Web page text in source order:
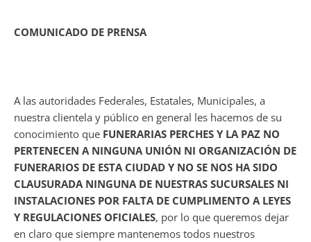
COMUNICADO DE PRENSA
A las autoridades Federales, Estatales, Municipales, a
nuestra clientela y público en general les hacemos de su
conocimiento que FUNERARIAS PERCHES Y LA PAZ NO
PERTENECEN A NINGUNA UNIÓN NI ORGANIZACIÓN DE
FUNERARIOS DE ESTA CIUDAD Y NO SE NOS HA SIDO
CLAUSURADA NINGUNA DE NUESTRAS SUCURSALES NI
INSTALACIONES POR FALTA DE CUMPLIMENTO A LEYES
Y REGULACIONES OFICIALES, por lo que queremos dejar
en claro que siempre mantenemos todos nuestros